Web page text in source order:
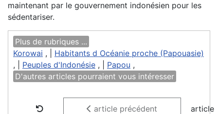
maintenant par le gouvernement indonésien pour les
sédentariser.
Plus de rubriques ...
Korowai , | Habitants d Océanie proche (Papouasie)
, | Peuples d'Indonésie , | Papou ,
D'autres articles pourraient vous intéresser
article précédent
article